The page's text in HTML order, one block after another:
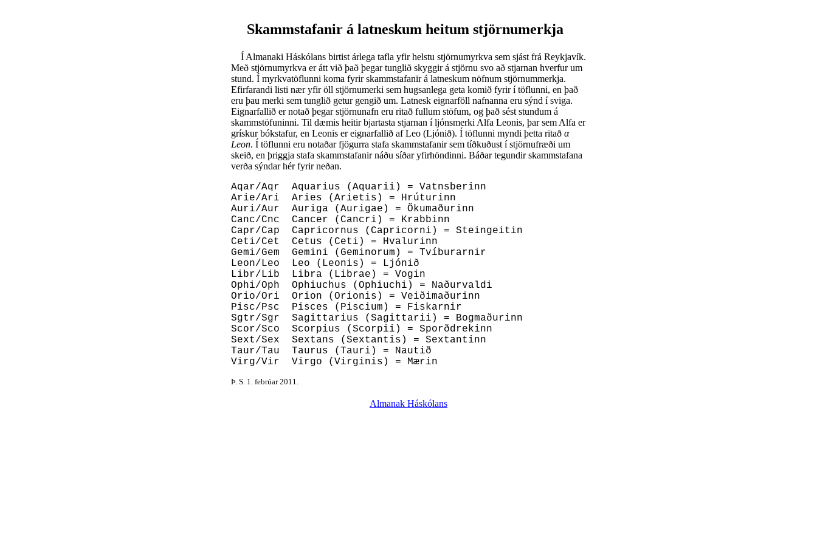
Skammstafanir á latneskum heitum stjörnumerkja
Í Almanaki Háskólans birtist árlega tafla yfir helstu stjörnumyrkva sem sjást frá Reykjavík.
Með stjörnumyrkva er átt við það þegar tunglið skyggir á stjörnu svo að stjarnan hverfur um
stund. Í myrkvatöflunni koma fyrir skammstafanir á latneskum nöfnum stjörnummerkja.
Efirfarandi listi nær yfir öll stjörnumerki sem hugsanlega geta komið fyrir í töflunni, en það
eru þau merki sem tunglið getur gengið um. Latnesk eignarföll nafnanna eru sýnd í sviga.
Eignarfallið er notað þegar stjörnunafn eru ritað fullum stöfum, og það sést stundum á
skammstöfuninni. Til dæmis heitir bjartasta stjarnan í ljónsmerki Alfa Leonis, þar sem Alfa er
grískur bókstafur, en Leonis er eignarfallið af Leo (Ljónið). Í töflunni myndi þetta ritað α
Leon. Í töflunni eru notaðar fjögurra stafa skammstafanir sem tíðkuðust í stjörnufræði um
skeið, en þriggja stafa skammstafanir náðu síðar yfirhöndinni. Báðar tegundir skammstafana
verða sýndar hér fyrir neðan.
Aqar/Aqr Aquarius (Aquarii) = Vatnsberinn
Arie/Ari Aries (Arietis) = Hrúturinn
Auri/Aur Auriga (Aurigae) = Ökumaðurinn
Canc/Cnc Cancer (Cancri) = Krabbinn
Capr/Cap Capricornus (Capricorni) = Steingeitin
Ceti/Cet Cetus (Ceti) = Hvalurinn
Gemi/Gem Gemini (Geminorum) = Tvíburarnir
Leon/Leo Leo (Leonis) = Ljónið
Libr/Lib Libra (Librae) = Vogin
Ophi/Oph Ophiuchus (Ophiuchi) = Naðurvaldi
Orio/Ori Orion (Orionis) = Veiðimaðurinn
Pisc/Psc Pisces (Piscium) = Fiskarnir
Sgtr/Sgr Sagittarius (Sagittarii) = Bogmaðurinn
Scor/Sco Scorpius (Scorpii) = Sporðdrekinn
Sext/Sex Sextans (Sextantis) = Sextantinn
Taur/Tau Taurus (Tauri) = Nautið
Virg/Vir Virgo (Virginis) = Mærin
Þ. S. 1. febrúar 2011.
Almanak Háskólans